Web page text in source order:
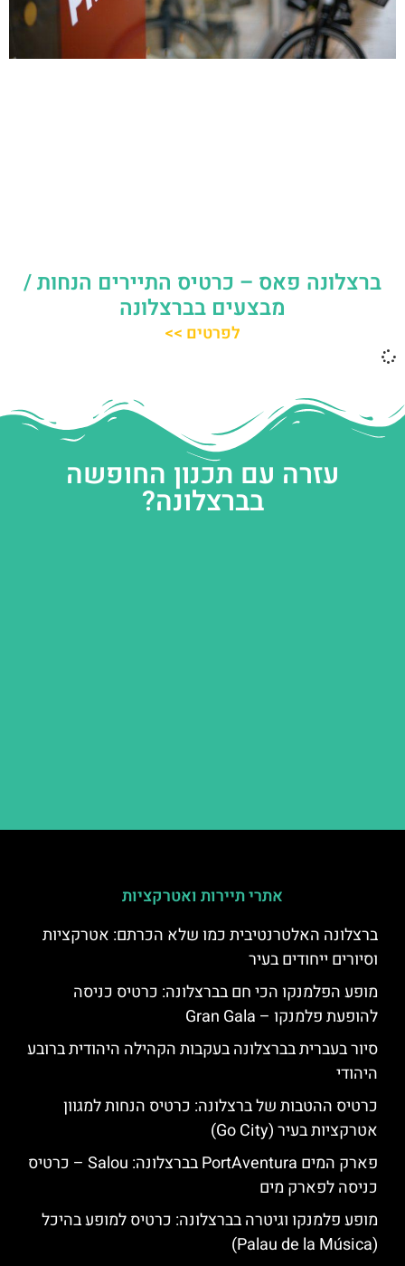
ברצלונה פאס – כרטיס התיירים הנחות /
מבצעים בברצלונה
לפרטים >>
עזרה עם תכנון החופשה
בברצלונה?
אתרי תיירות ואטרקציות
ברצלונה האלטרנטיבית כמו שלא הכרתם: אטרקציות
וסיורים ייחודים בעיר
מופע הפלמנקו הכי חם בברצלונה: כרטיס כניסה
להופעת פלמנקו – Gran Gala
סיור בעברית בברצלונה בעקבות הקהילה היהודית ברובע
היהודי
כרטיס ההטבות של ברצלונה: כרטיס הנחות למגוון
אטרקציות בעיר (Go City)
פארק המים PortAventura בברצלונה: Salou – כרטיס
כניסה לפארק מים
מופע פלמנקו וגיטרה בברצלונה: כרטיס למופע בהיכל
(Palau de la Música)